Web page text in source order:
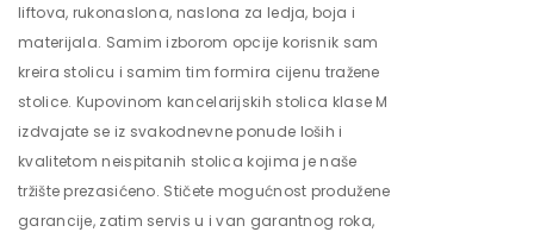
liftova, rukonaslona, naslona za ledja, boja i
materijala. Samim izborom opcije korisnik sam
kreira stolicu i samim tim formira cijenu tražene
stolice. Kupovinom kancelarijskih stolica klase M
izdvajate se iz svakodnevne ponude loših i
kvalitetom neispitanih stolica kojima je naše
tržište prezasićeno. Stičete mogućnost produžene
garancije, zatim servis u i van garantnog roka,